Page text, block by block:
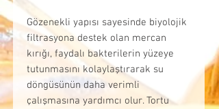
Gözenekli yapısı sayesinde biyolojik
filtrasyona destek olan mercan
kırığı, faydalı bakterilerin yüzeye
tutunmasını kolaylaştırarak su
döngüsünün daha verimli
çalışmasına yardımcı olur. Tortu